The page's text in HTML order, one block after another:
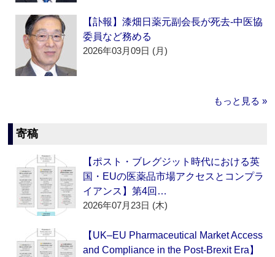
【訃報】漆畑日薬元副会長が死去‐中医協
委員など務める
2026年03月09日 (月)
もっと見る »
寄稿
【ポスト・ブレグジット時代における英
国・EUの医薬品市場アクセスとコンプラ
イアンス】第4回…
2026年07月23日 (木)
【UK–EU Pharmaceutical Market Access
and Compliance in the Post-Brexit Era】